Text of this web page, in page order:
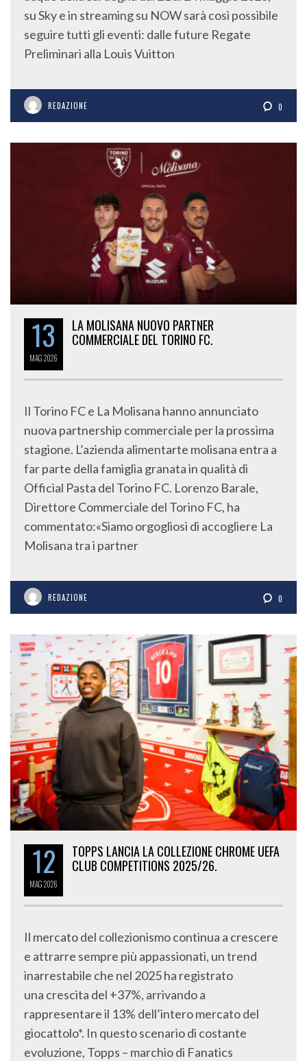
su Sky e in streaming su NOW sarà così possibile
seguire tutti gli eventi: dalle future Regate
Preliminari alla Louis Vuitton
REDAZIONE 0
13
MAG2026
LA MOLISANA NUOVO PARTNER
COMMERCIALE DEL TORINO FC.
Il Torino FC e La Molisana hanno annunciato
nuova partnership commerciale per la prossima
stagione. L’azienda alimentarte molisana entra a
far parte della famiglia granata in qualità di
Official Pasta del Torino FC. Lorenzo Barale,
Direttore Commerciale del Torino FC, ha
commentato:«Siamo orgogliosi di accogliere La
Molisana tra i partner
REDAZIONE 0
12
MAG2026
TOPPS LANCIA LA COLLEZIONE CHROME UEFA
CLUB COMPETITIONS 2025/26.
Il mercato del collezionismo continua a crescere
e attrarre sempre più appassionati, un trend
inarrestabile che nel 2025 ha registrato
una crescita del +37%, arrivando a
rappresentare il 13% dell’intero mercato del
giocattolo*. In questo scenario di costante
evoluzione, Topps – marchio di Fanatics